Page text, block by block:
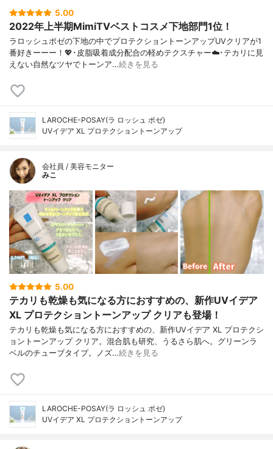
5.00
2022年上半期MimiTVベストコスメ下地部門1位！
ラロッシュポゼの下地の中でプロテクショントーンアップUVクリアが1
番好きーーー！💖･皮脂吸着成分配合の軽めテクスチャー☁️･テカリに見
えない自然なツヤでトーンア…続きを見る
LAROCHE-POSAY(ラ ロッシュ ポゼ)
UVイデア XL プロテクショントーンアップ
会社員 / 美容モニター
みこ
5.00
テカリも乾燥も気になる方におすすめの、新作UVイデア
XL プロテクショントーンアップ クリアも登場！
テカリも乾燥も気になる方におすすめの、新作UVイデア XL プロテクシ
ョントーンアップ クリア。混合肌も研究、うるさら肌へ。グリーンラ
ベルのチューブタイプ。ノズ…続きを見る
LAROCHE-POSAY(ラ ロッシュ ポゼ)
UVイデア XL プロテクショントーンアップ